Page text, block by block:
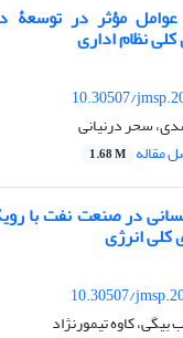
مؤثر در توسعۀ
نظام اداری
10.30507/
سحر درنیانی
مقاله 1.68 M
در صنعت نفت با
انرژی
10.30507/
کاوه تیمورنژاد